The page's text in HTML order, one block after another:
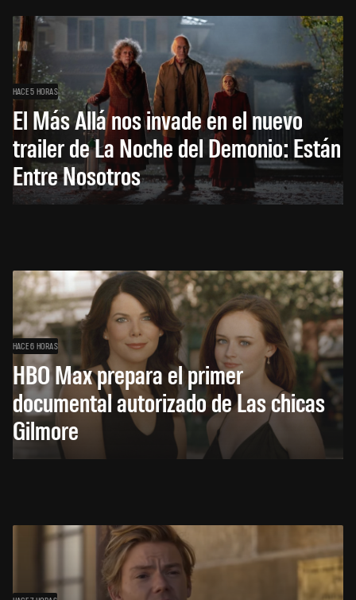
HACE 5 HORAS
El Más Allá nos invade en el nuevo
trailer de La Noche del Demonio: Están
Entre Nosotros
HACE 6 HORAS
HBO Max prepara el primer
documental autorizado de Las chicas
Gilmore